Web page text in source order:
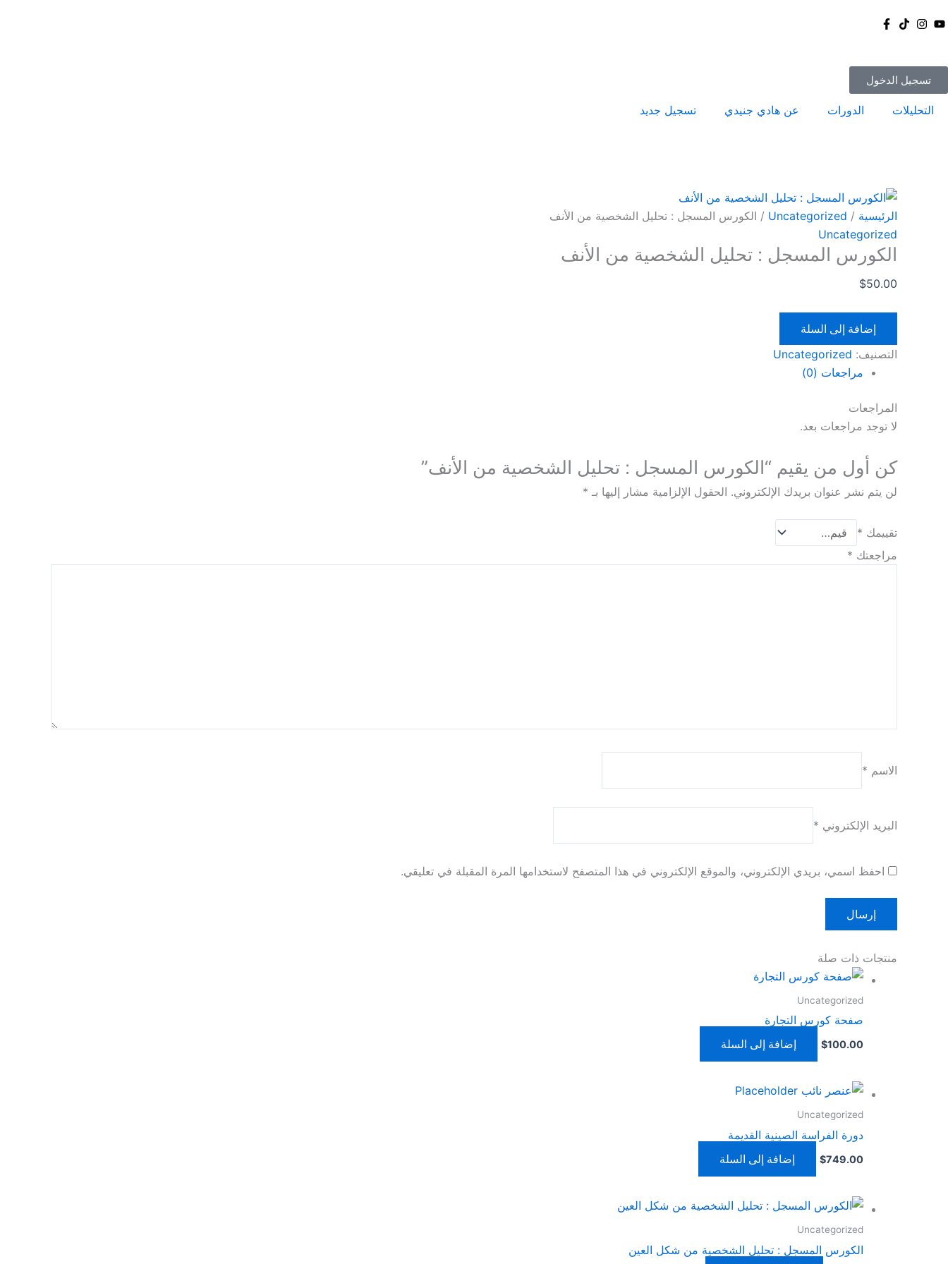
إلى
تسجيل الدخول
التحليلات الدورات عن هادي جنيدي تسجيل جديد
الرئيسية /
Uncategorized / الكورس المسجل : تحليل الشخصية من الأنف
Uncategorized
الكورس المسجل : تحليل الشخصية من الأنف
$50.00
الكورس
:
تحليل
من
إضافة إلى السلة
التصنيف: Uncategorized
مراجعات (0)
المراجعات
لا توجد مراجعات بعد.
كن أول من يقيم “الكورس المسجل : تحليل الشخصية من الأنف”
لن يتم نشر عنوان بريدك الإلكتروني. الحقول الإلزامية مشار إليها بـ *
تقييمك *
مراجعتك *
الاسم *
البريد الإلكتروني *
احفظ اسمي، بريدي الإلكتروني، والموقع الإلكتروني في هذا المتصفح لاستخدامها المرة المقبلة في تعليقي.
منتجات ذات صلة
Uncategorized
صفحة كورس التجارة
$100.00 إضافة إلى السلة
Uncategorized
دورة الفراسة الصينية القديمة
$749.00 إضافة إلى السلة
Uncategorized
الكورس المسجل : تحليل الشخصية من شكل العين